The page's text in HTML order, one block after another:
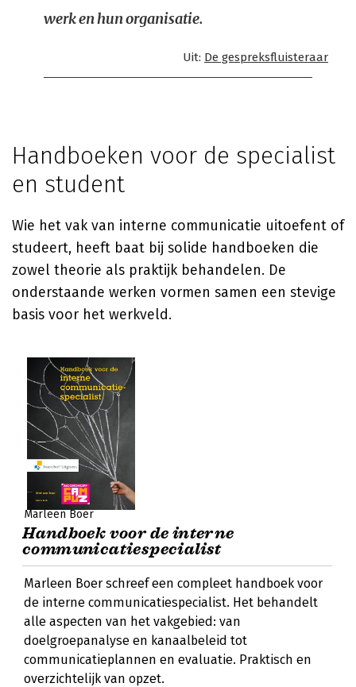
werk en hun organisatie.
Uit: De gespreksfluisteraar
Handboeken voor de specialist
en student
Wie het vak van interne communicatie uitoefent of
studeert, heeft baat bij solide handboeken die
zowel theorie als praktijk behandelen. De
onderstaande werken vormen samen een stevige
basis voor het werkveld.
Marleen Boer
Handboek voor de interne
communicatiespecialist
Marleen Boer schreef een compleet handboek voor
de interne communicatiespecialist. Het behandelt
alle aspecten van het vakgebied: van
doelgroepanalyse en kanaalbeleid tot
communicatieplannen en evaluatie. Praktisch en
overzichtelijk van opzet.